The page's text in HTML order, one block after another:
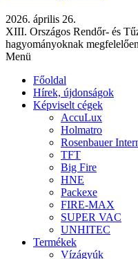
2026. április 26.
XIII. Országos Rendőr- és
hagyományoknak
Menü
Főoldal
Hírek, újdonságok
Képviselt cégek
AccuLux
Holmatro
Rosenbauer
TFT
Big Fire
HNE
Packexe
FIRE-MAX
SUPER VAC
UNHITEC
Termékek
Vízágyúk